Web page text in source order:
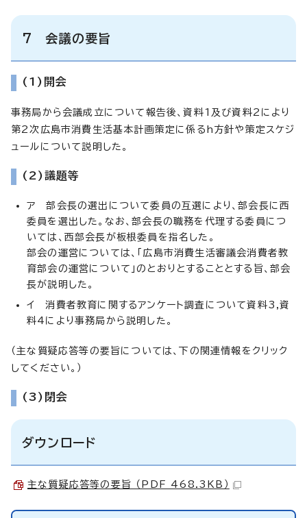
7 会議の要旨
(1)開会
事務局から会議成立について報告後、資料1及び資料2により
第2次広島市消費生活基本計画策定に係るh方針や策定スケジ
ュールについて説明した。
(2)議題等
ア 部会長の選出について委員の互選により、部会長に西
委員を選出した。なお、部会長の職務を代理する委員につ
いては、西部会長が板根委員を指名した。
部会の運営については、「広島市消費生活審議会消費者教
育部会の運営について」のとおりとすることとする旨、部会
長が説明した。
イ 消費者教育に関するアンケート調査について資料3,資
料4により事務局から説明した。
（主な質疑応答等の要旨については、下の関連情報をクリック
してください。）
(3)閉会
ダウンロード
主な質疑応答等の要旨 （PDF 468.3KB）